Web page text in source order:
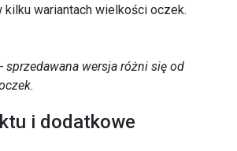
wariantach wielkości oczek.
sprzedawana wersja różni się od
i dodatkowe